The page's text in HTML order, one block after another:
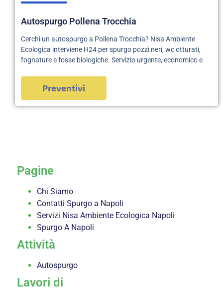
Autospurgo Pollena Trocchia
Cerchi un autospurgo a Pollena Trocchia? Nisa Ambiente
Ecologica interviene H24 per spurgo pozzi neri, wc otturati,
fognature e fosse biologiche. Servizio urgente, economico e
Preventivi
Pagine
Chi Siamo
Contatti Spurgo a Napoli
Servizi Nisa Ambiente Ecologica Napoli
Spurgo A Napoli
Attività
Autospurgo
Lavori di